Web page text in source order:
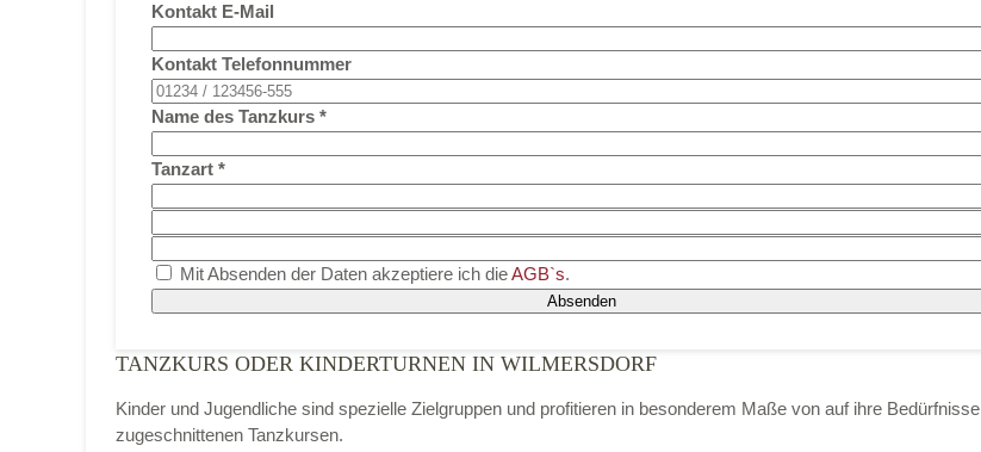
Kontakt E-Mail
Kontakt Telefonnummer
Name des Tanzkurs *
Tanzart *
Mit Absenden der Daten akzeptiere ich dieAGB`s.
Absenden
TANZKURS ODER KINDERTURNEN IN WILMERSDORF
Kinder und Jugendliche sind spezielle Zielgruppen und profitieren in besonderem Maße von auf ihre Bedürfnisse
zugeschnittenen Tanzkursen.